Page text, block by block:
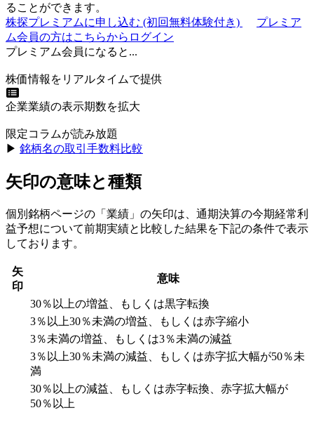
ることができます。
株探プレミアムに申し込む (初回無料体験付き)
プレミア
ム会員の方はこちらからログイン
プレミアム会員になると...
株価情報をリアルタイムで提供
企業業績の表示期数を拡大
限定コラムが読み放題
▶︎ 銘柄名の取引手数料比較
矢印の意味と種類
個別銘柄ページの「業績」の矢印は、通期決算の今期経常利
益予想について前期実績と比較した結果を下記の条件で表示
しております。
矢
印
意味
30％以上の増益、もしくは黒字転換
3％以上30％未満の増益、もしくは赤字縮小
3％未満の増益、もしくは3％未満の減益
3％以上30％未満の減益、もしくは赤字拡大幅が50％未
満
30％以上の減益、もしくは赤字転換、赤字拡大幅が
50％以上